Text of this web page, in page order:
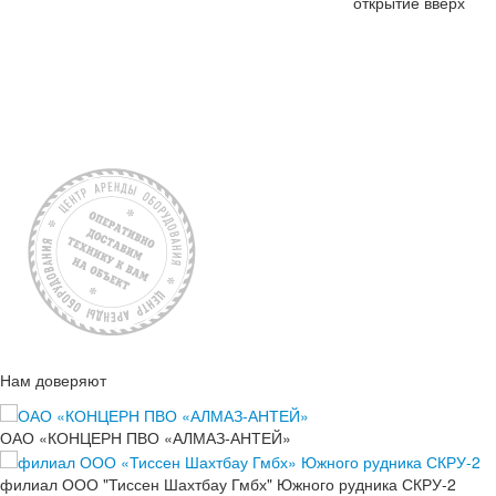
Нам доверяют
ОАО «КОНЦЕРН ПВО «АЛМАЗ-АНТЕЙ»
филиал ООО "Тиссен Шахтбау Гмбх" Южного рудника СКРУ-2